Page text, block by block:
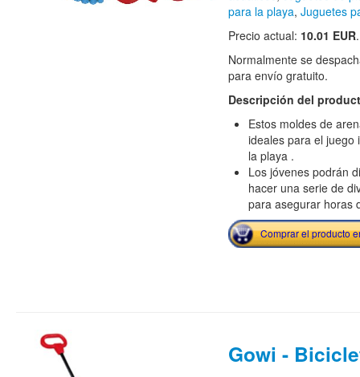
para la playa, Juguetes
Precio actual: 10.01 EUR.
Normalmente se
para envío gratuito.
Descripción del
Estos moldes de
ideales para el juego
la playa .
Los jóvenes podrán
hacer una serie de
para asegurar horas
Comprar el producto
Gowi -